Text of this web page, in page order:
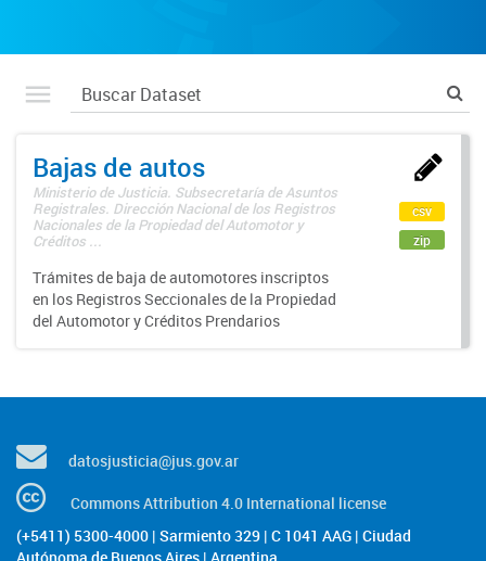
Bajas de autos
Ministerio de Justicia. Subsecretaría de Asuntos
Registrales. Dirección Nacional de los Registros
Nacionales de la Propiedad del Automotor y
Créditos ...
Trámites de baja de automotores inscriptos
en los Registros Seccionales de la Propiedad
del Automotor y Créditos Prendarios
csv
zip
datosjusticia@jus.gov.ar
Commons Attribution 4.0 International license
(+5411) 5300-4000 | Sarmiento 329 | C 1041 AAG | Ciudad